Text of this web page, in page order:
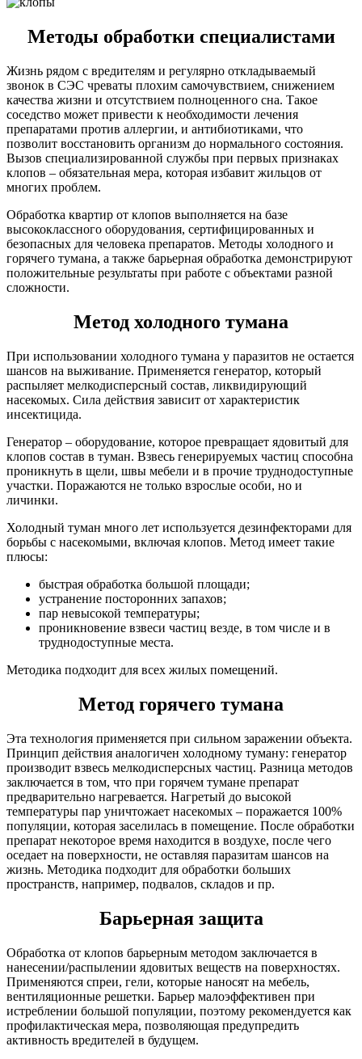
Методы обработки специалистами
Жизнь рядом с вредителям и регулярно откладываемый
звонок в СЭС чреваты плохим самочувствием, снижением
качества жизни и отсутствием полноценного сна. Такое
соседство может привести к необходимости лечения
препаратами против аллергии, и антибиотиками, что
позволит восстановить организм до нормального состояния.
Вызов специализированной службы при первых признаках
клопов – обязательная мера, которая избавит жильцов от
многих проблем.
Обработка квартир от клопов выполняется на базе
высококлассного оборудования, сертифицированных и
безопасных для человека препаратов. Методы холодного и
горячего тумана, а также барьерная обработка демонстрируют
положительные результаты при работе с объектами разной
сложности.
Метод холодного тумана
При использовании холодного тумана у паразитов не остается
шансов на выживание. Применяется генератор, который
распыляет мелкодисперсный состав, ликвидирующий
насекомых. Сила действия зависит от характеристик
инсектицида.
Генератор – оборудование, которое превращает ядовитый для
клопов состав в туман. Взвесь генерируемых частиц способна
проникнуть в щели, швы мебели и в прочие труднодоступные
участки. Поражаются не только взрослые особи, но и
личинки.
Холодный туман много лет используется дезинфекторами для
борьбы с насекомыми, включая клопов. Метод имеет такие
плюсы:
быстрая обработка большой площади;
устранение посторонних запахов;
пар невысокой температуры;
проникновение взвеси частиц везде, в том числе и в
труднодоступные места.
Методика подходит для всех жилых помещений.
Метод горячего тумана
Эта технология применяется при сильном заражении объекта.
Принцип действия аналогичен холодному туману: генератор
производит взвесь мелкодисперсных частиц. Разница методов
заключается в том, что при горячем тумане препарат
предварительно нагревается. Нагретый до высокой
температуры пар уничтожает насекомых – поражается 100%
популяции, которая заселилась в помещение. После обработки
препарат некоторое время находится в воздухе, после чего
оседает на поверхности, не оставляя паразитам шансов на
жизнь. Методика подходит для обработки больших
пространств, например, подвалов, складов и пр.
Барьерная защита
Обработка от клопов барьерным методом заключается в
нанесении/распылении ядовитых веществ на поверхностях.
Применяются спреи, гели, которые наносят на мебель,
вентиляционные решетки. Барьер малоэффективен при
истреблении большой популяции, поэтому рекомендуется как
профилактическая мера, позволяющая предупредить
активность вредителей в будущем.